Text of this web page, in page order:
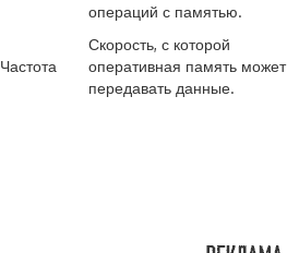
операций с памятью.
Частота
Скорость, с которой
оперативная память может
передавать данные.